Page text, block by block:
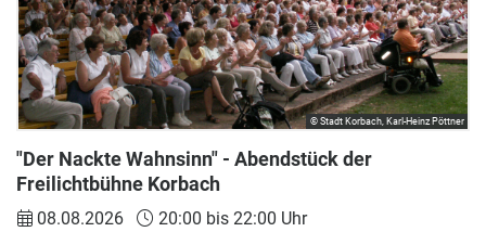
"Der Nackte Wahnsinn" - Abendstück der
Freilichtbühne Korbach
08.08.2026
20:00 bis 22:00 Uhr
© Stadt Korbach, Karl-Heinz Pöttner